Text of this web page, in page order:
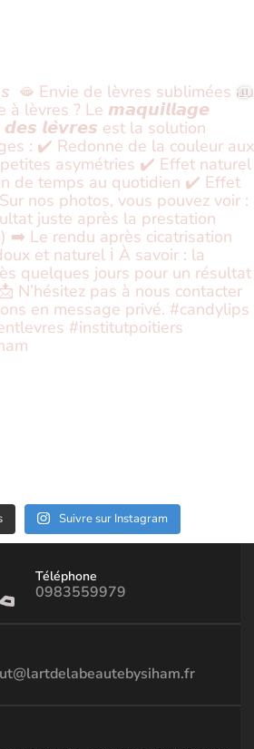
Suivre sur Instagram
Téléphone
0983559979